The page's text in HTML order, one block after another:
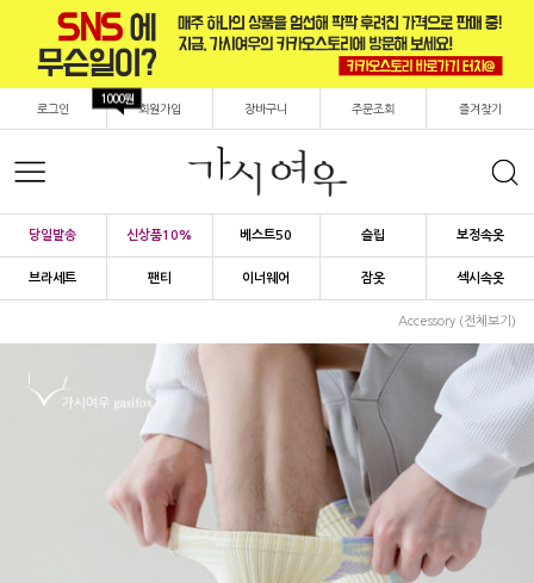
로그인 회원가입
1000원
장바구니 주문조회 즐겨찾기
당일발송 신상품10% 베스트50 슬립 보정속옷
브라세트 팬티 이너웨어 잠옷 섹시속옷
Accessory (전체보기)